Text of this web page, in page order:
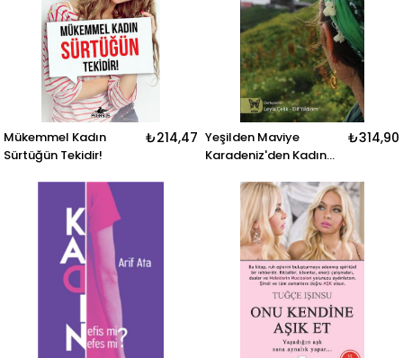
Mükemmel Kadın
Sürtüğün Tekidir!
₺214,47 Yeşilden Maviye
Karadeniz'den Kadın
₺314,90